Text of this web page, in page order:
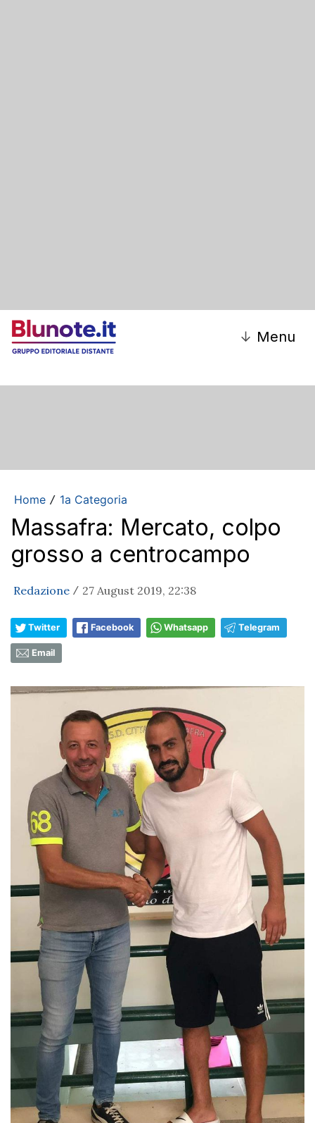
↓ Menu
Home / 1a Categoria
Massafra: Mercato, colpo
grosso a centrocampo
Redazione / 27 August 2019, 22:38
Twitter Facebook Whatsapp Telegram
Email